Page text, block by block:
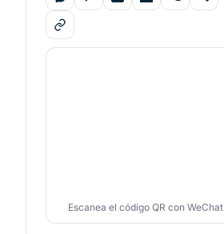
Escanea el código QR con WeChat